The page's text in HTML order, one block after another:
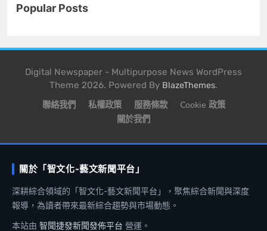
Popular Posts
Digital Newspaper - Multipurpose News WordPress
Theme 2026. Powered By BlazeThemes.
聯絡我們 私權政策 服務條款
Cookie 政策
關於我們
關於「智文化-藝文新聞平台」
深耕綜合領域的「智文化-藝文新聞平台」，聚焦綜合新聞與深度
報導，為讀者帶來最新綜合趨勢與市場動態。
本站由 智聞捷發新聞發佈平台 營運。